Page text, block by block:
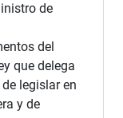
de
del
que delega
legislar en
y de